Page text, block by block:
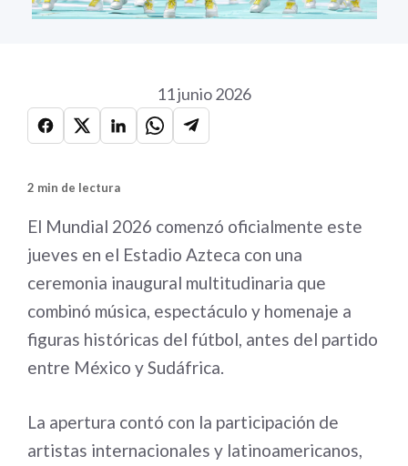
11 junio 2026
2 min de lectura
El Mundial 2026 comenzó oficialmente este
jueves en el Estadio Azteca con una
ceremonia inaugural multitudinaria que
combinó música, espectáculo y homenaje a
figuras históricas del fútbol, antes del partido
entre México y Sudáfrica.
La apertura contó con la participación de
artistas internacionales y latinoamericanos,